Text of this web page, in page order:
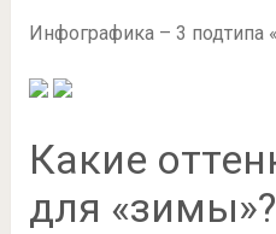
Инфографика – 3 подтипа
Какие
для «зимы»?